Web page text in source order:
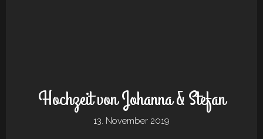
Hochzeit von Johanna & Stefan
13. November 2019